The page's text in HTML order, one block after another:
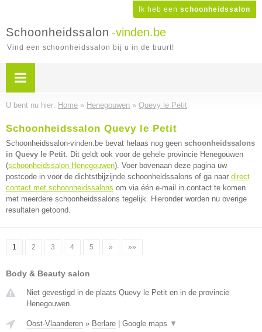
Ik heb een schoonheidssalon
Schoonheidssalon -vinden.be
Vind een schoonheidssalon bij u in de buurt!
U bent nu hier: Home » Henegouwen » Quevy le Petit
Schoonheidssalon Quevy le Petit
Schoonheidssalon-vinden.be bevat helaas nog geen schoonheidssalons
in Quevy le Petit. Dit geldt ook voor de gehele provincie Henegouwen
(schoonheidssalon Henegouwen). Voer bovenaan deze pagina uw
postcode in voor de dichtstbijzijnde schoonheidssalons of ga naar direct
contact met schoonheidssalons om via één e-mail in contact te komen
met meerdere schoonheidssalons tegelijk. Hieronder worden nu overige
resultaten getoond.
1 2 3 4 5 » »»
Body & Beauty salon
Niet gevestigd in de plaats Quevy le Petit en in de provincie
Henegouwen.
Oost-Vlaanderen » Berlare Google maps ▼